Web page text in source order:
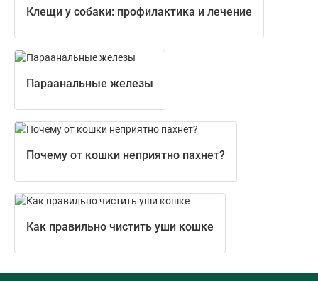
Клещи у собаки: профилактика и лечение
Параанальные железы
Почему от кошки неприятно пахнет?
Как правильно чистить уши кошке